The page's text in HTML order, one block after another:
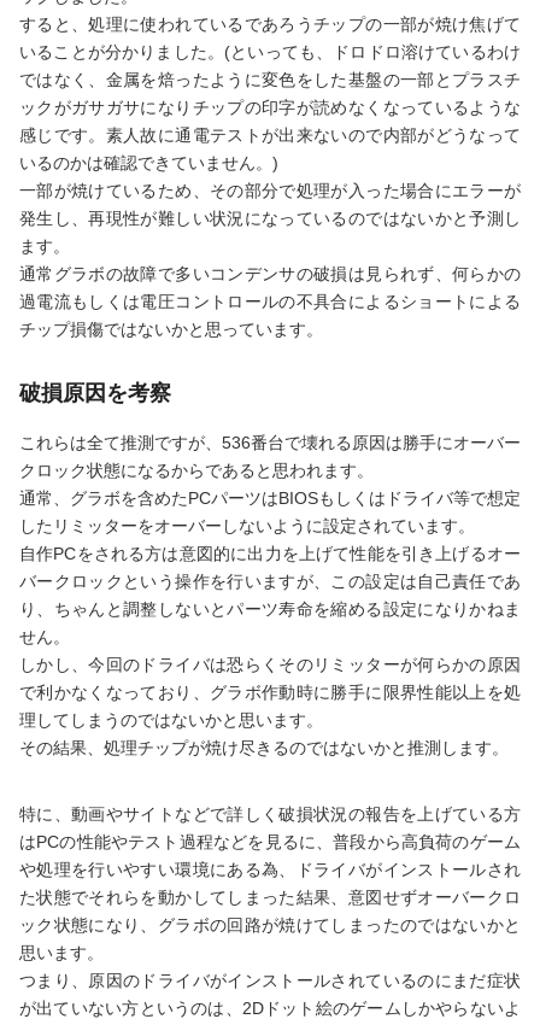
すると、処理に使われているであろうチップの一部が焼け焦げて
いることが分かりました。(といっても、ドロドロ溶けているわけ
ではなく、金属を焙ったように変色をした基盤の一部とプラスチ
ックがガサガサになりチップの印字が読めなくなっているような
感じです。素人故に通電テストが出来ないので内部がどうなって
いるのかは確認できていません。)
一部が焼けているため、その部分で処理が入った場合にエラーが
発生し、再現性が難しい状況になっているのではないかと予測し
ます。
通常グラボの故障で多いコンデンサの破損は見られず、何らかの
過電流もしくは電圧コントロールの不具合によるショートによる
チップ損傷ではないかと思っています。
破損原因を考察
これらは全て推測ですが、536番台で壊れる原因は勝手にオーバー
クロック状態になるからであると思われます。
通常、グラボを含めたPCパーツはBIOSもしくはドライバ等で想定
したリミッターをオーバーしないように設定されています。
自作PCをされる方は意図的に出力を上げて性能を引き上げるオー
バークロックという操作を行いますが、この設定は自己責任であ
り、ちゃんと調整しないとパーツ寿命を縮める設定になりかねま
せん。
しかし、今回のドライバは恐らくそのリミッターが何らかの原因
で利かなくなっており、グラボ作動時に勝手に限界性能以上を処
理してしまうのではないかと思います。
その結果、処理チップが焼け尽きるのではないかと推測します。
特に、動画やサイトなどで詳しく破損状況の報告を上げている方
はPCの性能やテスト過程などを見るに、普段から高負荷のゲーム
や処理を行いやすい環境にある為、ドライバがインストールされ
た状態でそれらを動かしてしまった結果、意図せずオーバークロ
ック状態になり、グラボの回路が焼けてしまったのではないかと
思います。
つまり、原因のドライバがインストールされているのにまだ症状
が出ていない方というのは、2Dドット絵のゲームしかやらないよ